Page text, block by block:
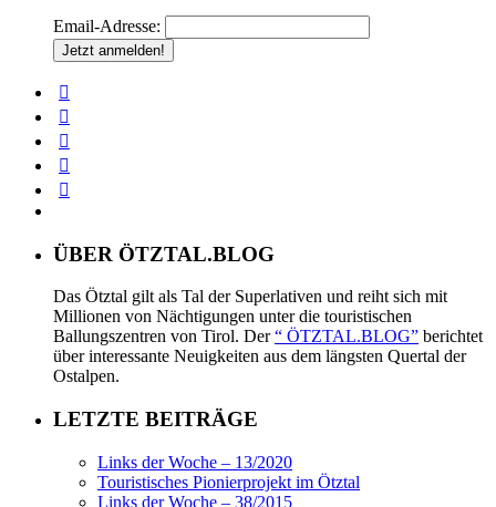
Email-Adresse:
ÜBER ÖTZTAL.BLOG
Das Ötztal gilt als Tal der Superlativen und reiht sich mit
Millionen von Nächtigungen unter die touristischen
Ballungszentren von Tirol. Der“ ÖTZTAL.BLOG” berichtet
über interessante Neuigkeiten aus dem längsten Quertal der
Ostalpen.
LETZTE BEITRÄGE
Links der Woche – 13/2020
Touristisches Pionierprojekt im Ötztal
Links der Woche – 38/2015